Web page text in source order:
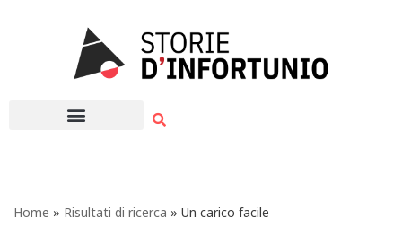
Home » Risultati di ricerca » Un carico facile